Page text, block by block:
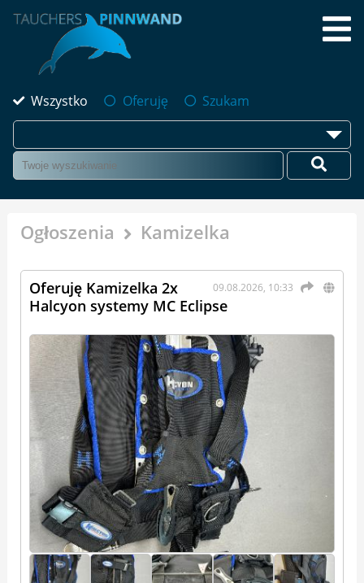
Wszystko Oferuję Szukam
Ogłoszenia Kamizelka
09.08.2026, 10:33
Oferuję Kamizelka 2x
Halcyon systemy MC Eclipse